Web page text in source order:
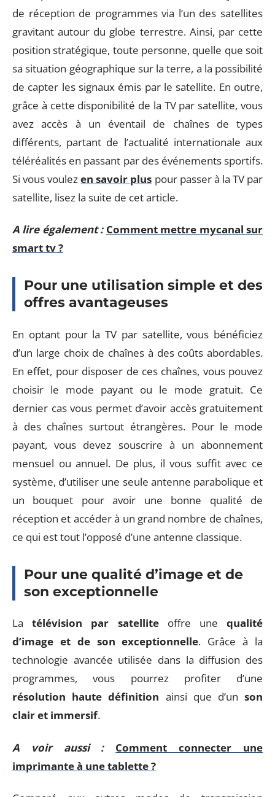
de réception de programmes via l’un des satellites
gravitant autour du globe terrestre. Ainsi, par cette
position stratégique, toute personne, quelle que soit
sa situation géographique sur la terre, a la possibilité
de capter les signaux émis par le satellite. En outre,
grâce à cette disponibilité de la TV par satellite, vous
avez accès à un éventail de chaînes de types
différents, partant de l’actualité internationale aux
téléréalités en passant par des événements sportifs.
Si vous voulezen savoir plus pour passer à la TV par
satellite, lisez la suite de cet article.
A lire également : Comment mettre mycanal sur
smart tv ?
Pour une utilisation simple et des
offres avantageuses
En optant pour la TV par satellite, vous bénéficiez
d’un large choix de chaînes à des coûts abordables.
En effet, pour disposer de ces chaînes, vous pouvez
choisir le mode payant ou le mode gratuit. Ce
dernier cas vous permet d’avoir accès gratuitement
à des chaînes surtout étrangères. Pour le mode
payant, vous devez souscrire à un abonnement
mensuel ou annuel. De plus, il vous suffit avec ce
système, d’utiliser une seule antenne parabolique et
un bouquet pour avoir une bonne qualité de
réception et accéder à un grand nombre de chaînes,
ce qui est tout l’opposé d’une antenne classique.
Pour une qualité d’image et de
son exceptionnelle
Latélévision par satelliteoffre unequalité
d’image et de son exceptionnelle. Grâce à la
technologie avancée utilisée dans la diffusion des
programmes, vous pourrez profiter d’une
résolution haute définition ainsi que d’unson
clair et immersif.
A voir aussi :
Comment connecter une
imprimante à une tablette ?